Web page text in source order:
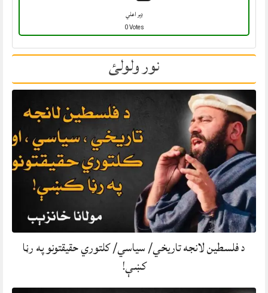
ډېر اعلي
0 Votes
نور ولولئ
د فلسطين لانجه تاريخي/ سیاسي/ کلتوري حقيقتونو په رڼا
کښې!